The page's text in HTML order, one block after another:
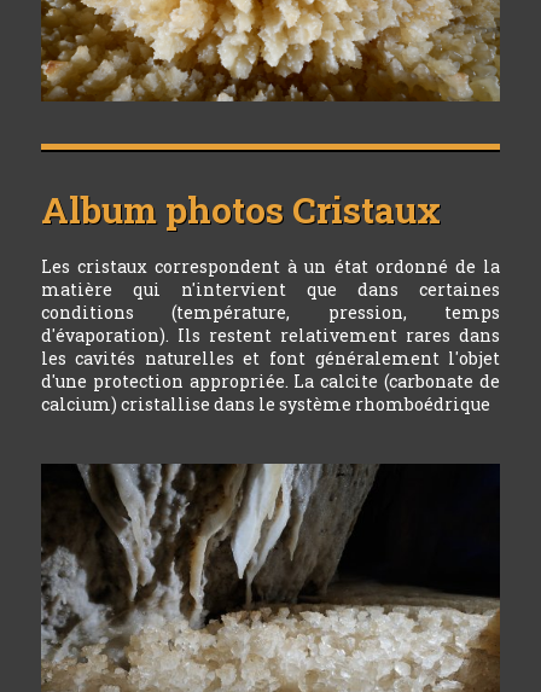
Album photos Cristaux
Les cristaux correspondent à un état ordonné de la
matière qui n'intervient que dans certaines
conditions (température, pression, temps
d'évaporation). Ils restent relativement rares dans
les cavités naturelles et font généralement l'objet
d'une protection appropriée. La calcite (carbonate de
calcium) cristallise dans le système rhomboédrique